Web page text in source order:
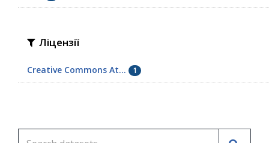
Ліцензії
Creative Commons At... 1